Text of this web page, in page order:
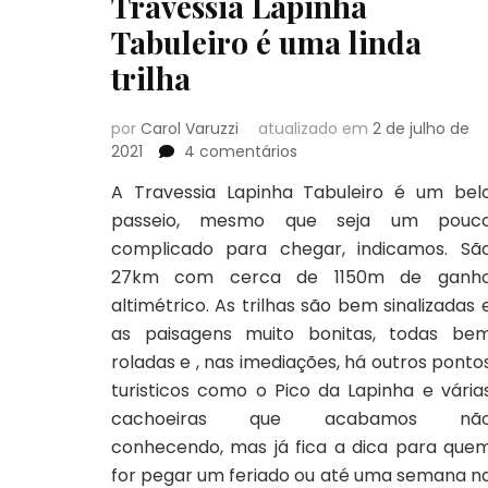
Tabuleiro é uma linda
trilha
por Carol Varuzzi atualizado em 2 de julho de
2021
4 comentários
Lapinha
Tabuleiro
é
uma
linda
trilha
A Travessia Lapinha Tabuleiro é um
passeio, mesmo que seja um
complicado para chegar, indicamos.
27km com cerca de 1150m de
altimétrico. As trilhas são bem sinalizadas
as paisagens muito bonitas, todas
roladas e , nas imediações, há outros
turisticos como o Pico da Lapinha e
cachoeiras que acabamos
conhecendo, mas já fica a dica para
for pegar um feriado ou até uma semana